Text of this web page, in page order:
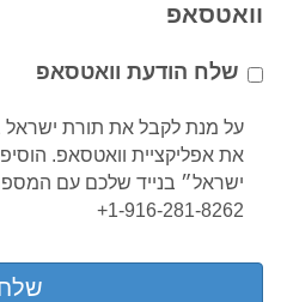
וואטסאפ
שלח הודעת וואטסאפ
על מנת לקבל את תורת ישראל
את אפליקציית וואטסאפ.
ישראל״ בנייד שלכם עם
1-916-281-8262+